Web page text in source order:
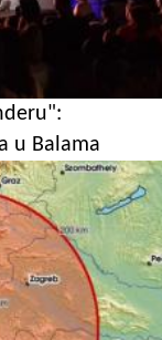
u Balama